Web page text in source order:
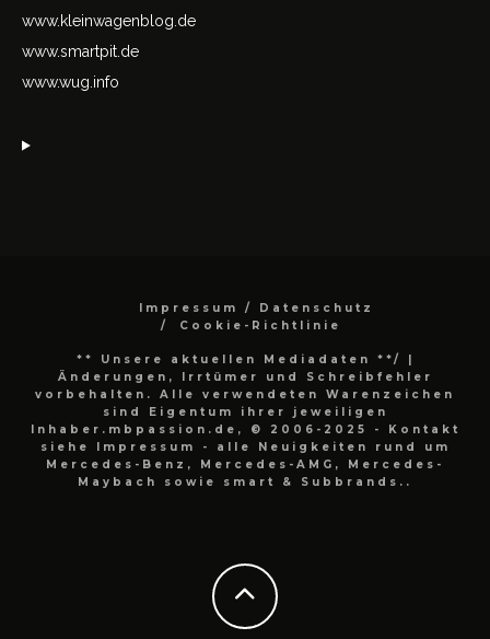
www.kleinwagenblog.de
www.smartpit.de
www.wug.info
Impressum / Datenschutz
Cookie-Richtlinie
** Unsere aktuellen Mediadaten **/
|
Änderungen, Irrtümer und Schreibfehler
vorbehalten. Alle verwendeten Warenzeichen
sind Eigentum ihrer jeweiligen
Inhaber.mbpassion.de, © 2006-2025 - Kontakt
siehe Impressum - alle Neuigkeiten rund um
Mercedes-Benz, Mercedes-AMG, Mercedes-
Maybach sowie smart & Subbrands..